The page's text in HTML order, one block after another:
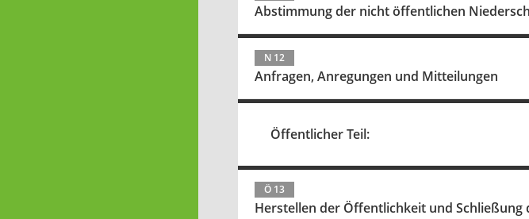
Abstimmung der nicht öffentlichen
N 12
Anfragen, Anregungen und Mitteilungen
Öffentlicher Teil:
Ö 13
Herstellen der Öffentlichkeit und Schließung